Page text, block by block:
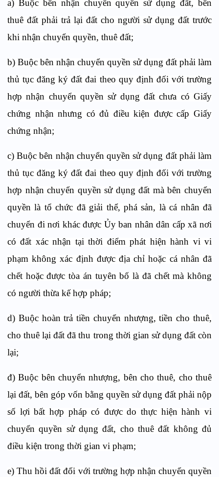
a) Buộc bên nhận chuyển quyền sử dụng đất, bên
thuê đất phải trả lại đất cho người sử dụng đất trước
khi nhận chuyển quyền, thuê đất;
b) Buộc bên nhận chuyển quyền sử dụng đất phải làm
thủ tục đăng ký đất đai theo quy định đối với trường
hợp nhận chuyển quyền sử dụng đất chưa có Giấy
chứng nhận nhưng có đủ điều kiện được cấp Giấy
chứng nhận;
c) Buộc bên nhận chuyển quyền sử dụng đất phải làm
thủ tục đăng ký đất đai theo quy định đối với trường
hợp nhận chuyển quyền sử dụng đất mà bên chuyển
quyền là tổ chức đã giải thể, phá sản, là cá nhân đã
chuyển đi nơi khác được Ủy ban nhân dân cấp xã nơi
có đất xác nhận tại thời điểm phát hiện hành vi vi
phạm không xác định được địa chỉ hoặc cá nhân đã
chết hoặc được tòa án tuyên bố là đã chết mà không
có người thừa kế hợp pháp;
d) Buộc hoàn trả tiền chuyển nhượng, tiền cho thuê,
cho thuê lại đất đã thu trong thời gian sử dụng đất còn
lại;
đ) Buộc bên chuyển nhượng, bên cho thuê, cho thuê
lại đất, bên góp vốn bằng quyền sử dụng đất phải nộp
số lợi bất hợp pháp có được do thực hiện hành vi
chuyển quyền sử dụng đất, cho thuê đất không đủ
điều kiện trong thời gian vi phạm;
e) Thu hồi đất đối với trường hợp nhận chuyển quyền